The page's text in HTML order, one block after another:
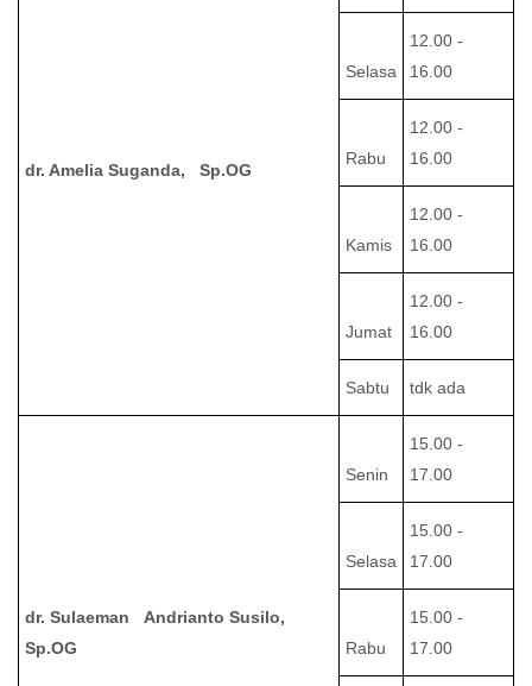
dr. Amelia Suganda, Sp.OG
Selasa
12.00 -
16.00
Rabu
12.00 -
16.00
Kamis
12.00 -
16.00
Jumat
12.00 -
16.00
Sabtu tdk ada
dr. Sulaeman Andrianto Susilo,
Sp.OG
Senin
15.00 -
17.00
Selasa
15.00 -
17.00
Rabu
15.00 -
17.00